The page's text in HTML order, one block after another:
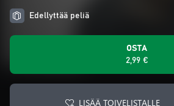
Edellyttää peliä
OSTA
2,99 €
LISÄÄ TOIVELISTALLE